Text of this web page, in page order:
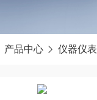
产品中心 仪器仪表